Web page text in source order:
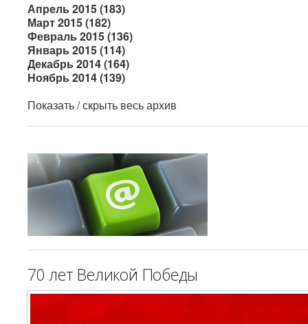
Апрель 2015 (183)
Март 2015 (182)
Февраль 2015 (136)
Январь 2015 (114)
Декабрь 2014 (164)
Ноябрь 2014 (139)
Показать / скрыть весь архив
70 лет Великой Победы